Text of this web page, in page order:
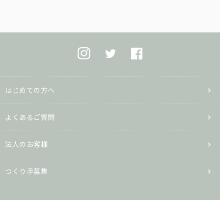
はじめての方へ
よくあるご質問
法人のお客様
つくり手募集